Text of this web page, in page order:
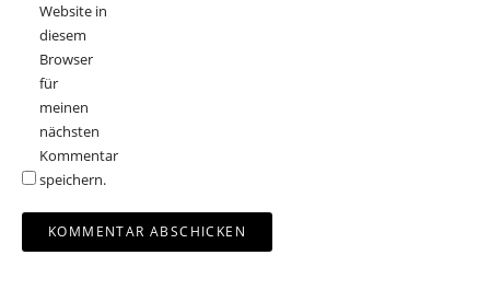
Website in
diesem
Browser
für
meinen
nächsten
Kommentar
speichern.